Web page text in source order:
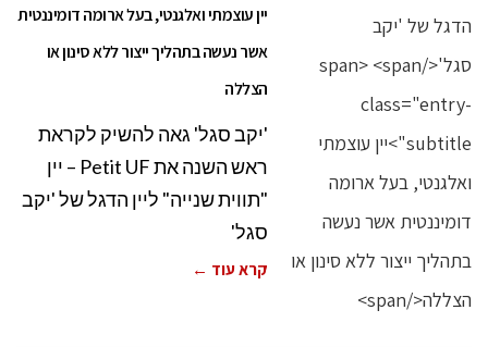
יין עוצמתי ואלגנטי, בעל ארומה דומיננטית
אשר נעשה בתהליך ייצור ללא סינון או
הצללה
'יקב סגל' גאה להשיק לקראת
ראש השנה את Petit UF – יין
"תווית שנייה" ליין הדגל של 'יקב
סגל'
קרא עוד ←